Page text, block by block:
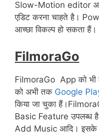
Slow-Motion editor
एडिट करना चाहते है।
आच्छा विकल्प हो सकता हैं।
FilmoraGo
FilmoraGo App को भी
को अभी तक Google
किया जा चुका
Basic Feature उपलब्ध
Add Music आदि। इसके